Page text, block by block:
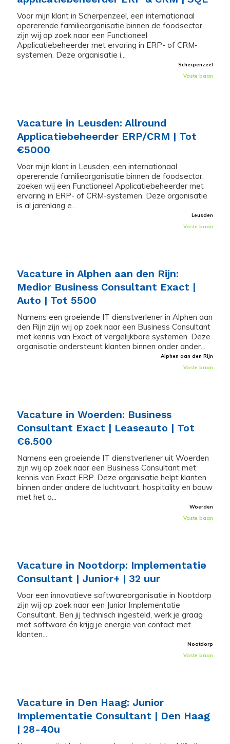
Voor mijn klant in Scherpenzeel, een internationaal
opererende familieorganisatie binnen de foodsector,
zijn wij op zoek naar een Functioneel
Applicatiebeheerder met ervaring in ERP- of CRM-
systemen. Deze organisatie i...
Scherpenzeel
Vaste baan
Vacature in Leusden: Allround
Applicatiebeheerder ERP/CRM | Tot
€5000
Voor mijn klant in Leusden, een internationaal
opererende familieorganisatie binnen de foodsector,
zoeken wij een Functioneel Applicatiebeheerder met
ervaring in ERP- of CRM-systemen. Deze organisatie
is al jarenlang e...
Leusden
Vaste baan
Vacature in Alphen aan den Rijn:
Medior Business Consultant Exact |
Auto | Tot 5500
Namens een groeiende IT dienstverlener in Alphen aan
den Rijn zijn wij op zoek naar een Business Consultant
met kennis van Exact of vergelijkbare systemen. Deze
organisatie ondersteunt klanten binnen onder ander...
Alphen aan den Rijn
Vaste baan
Vacature in Woerden: Business
Consultant Exact | Leaseauto | Tot
€6.500
Namens een groeiende IT dienstverlener uit Woerden
zijn wij op zoek naar een Business Consultant met
kennis van Exact ERP. Deze organisatie helpt klanten
binnen onder andere de luchtvaart, hospitality en bouw
met het o...
Woerden
Vaste baan
Vacature in Nootdorp: Implementatie
Consultant | Junior+ | 32 uur
Voor een innovatieve softwareorganisatie in Nootdorp
zijn wij op zoek naar een Junior Implementatie
Consultant. Ben jij technisch ingesteld, werk je graag
met software én krijg je energie van contact met
klanten...
Nootdorp
Vaste baan
Vacature in Den Haag: Junior
Implementatie Consultant | Den Haag
| 28-40u